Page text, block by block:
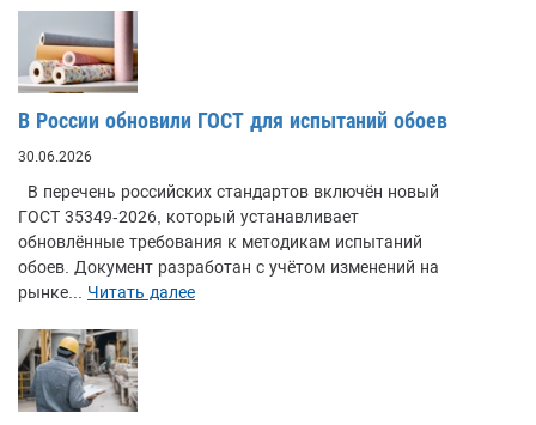
В России обновили ГОСТ для испытаний обоев
30.06.2026
В перечень российских стандартов включён новый
ГОСТ 35349-2026, который устанавливает
обновлённые требования к методикам испытаний
обоев. Документ разработан с учётом изменений на
рынке... Читать далее